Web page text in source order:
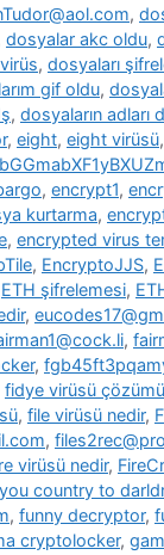
,
dosyalar akc oldu,
, dosyaları
gif oldu,
, dosyaların adları
, eight, eight virüsü,
, encrypt1,
kurtarma,
, encrypted virus
, EncryptoJJS,
ETH şifrelemesi,
,
,
,
fidye virüsü çözümü
, file virüsü nedir,
,
virüsü nedir,
country to
, funny decryptor,
cryptolocker,